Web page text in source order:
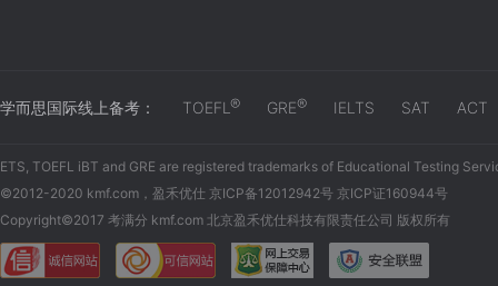
学而思国际线上备考： TOEFL ® GRE® IELTS SAT ACT
ETS, TOEFL iBT and GRE are registered trademarks of Educational Testing
©2012-2020 kmf.com，盈禾优仕 京ICP备12012942号 京ICP证160944号
Copyright©2017 考满分 kmf.com 北京盈禾优仕科技有限责任公司 版权所有